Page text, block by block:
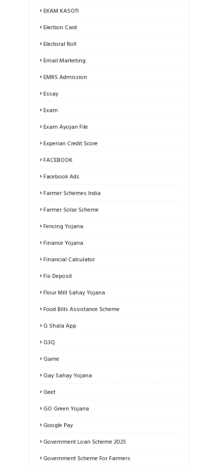
EKAM KASOTI
Election Card
Electoral Roll
Email Marketing
EMRS Admission
Essay
Exam
Exam Ayojan File
Experian Credit Score
FACEBOOK
Facebook Ads
Farmer Schemes India
Farmer Solar Scheme
Fencing Yojana
Finance Yojana
Financial Calculator
Fix Deposit
Flour Mill Sahay Yojana
Food Bills Assistance Scheme
G Shala App
G3Q
Game
Gay Sahay Yojana
Geet
GO Green Yojana
Google Pay
Government Loan Scheme 2025
Government Scheme For Farmers